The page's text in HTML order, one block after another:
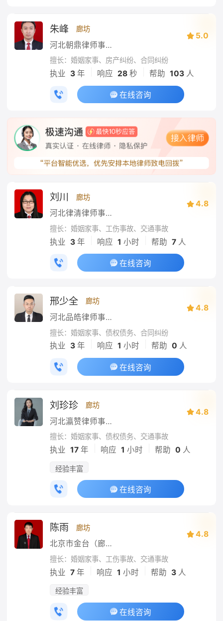
朱峰 廊坊
河北朝鼎律师事务所
5.0
擅长：婚姻家事、房产纠纷、合同纠纷
执业 3 年 响应 28秒 帮助 103人
在线咨询
刘川 廊坊
河北律清律师事务所
4.8
擅长：婚姻家事、工伤事故、交通事故
执业 3 年 响应 1 小时 帮助 7人
在线咨询
邢少全 廊坊
河北品皓律师事务所
4.8
擅长：婚姻家事、债权债务、合同纠纷
执业 3 年 响应 1 小时 帮助 0 人
在线咨询
刘珍珍 廊坊
河北瀛赞律师事务所
4.8
擅长：婚姻家事、债权债务、交通事故
执业 17 年 响应 1 小时 帮助 0 人
经验丰富
在线咨询
陈雨 廊坊
北京市金台（廊坊）事务所
4.8
擅长：婚姻家事、工伤事故、交通事故
执业 7 年 响应 1 小时 帮助 3人
经验丰富
在线咨询